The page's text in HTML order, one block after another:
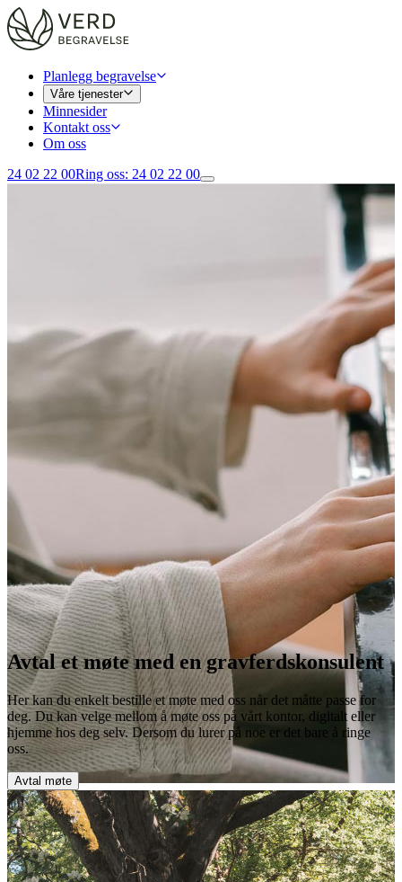
Planlegg begravelse
Våre tjenester
Minnesider
Kontakt oss
Om oss
24 02 22 00Ring oss: 24 02 22 00
Ditt lokale begravelsesbyråi Trondheim
Verd Begravelse Trondheim hjelper deg med gravferd i Trondheim
og omegn.
Avtal et møte med en gravferdskonsulent
Her kan du enkelt bestille et møte med oss når det måtte passe for
deg. Du kan velge mellom å møte oss på vårt kontor, digitalt eller
hjemme hos deg selv. Dersom du lurer på noe er det bare å ringe
oss.
Avtal møte